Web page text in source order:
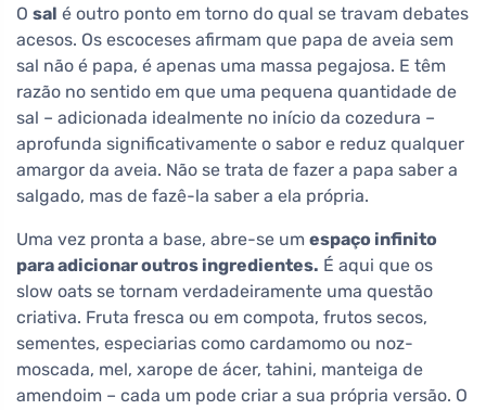
O sal é outro ponto em torno do qual se travam debates
acesos. Os escoceses afirmam que papa de aveia sem
sal não é papa, é apenas uma massa pegajosa. E têm
razão no sentido em que uma pequena quantidade de
sal – adicionada idealmente no início da cozedura –
aprofunda significativamente o sabor e reduz qualquer
amargor da aveia. Não se trata de fazer a papa saber a
salgado, mas de fazê-la saber a ela própria.
Uma vez pronta a base, abre-se um espaço infinito
para adicionar outros ingredientes. É aqui que os
slow oats se tornam verdadeiramente uma questão
criativa. Fruta fresca ou em compota, frutos secos,
sementes, especiarias como cardamomo ou noz-
moscada, mel, xarope de ácer, tahini, manteiga de
amendoim – cada um pode criar a sua própria versão. O